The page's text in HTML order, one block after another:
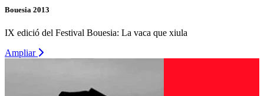
Bouesia 2013
IX edició del Festival Bouesia: La vaca que xiula
Ampliar